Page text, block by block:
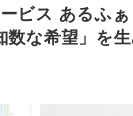
ビス あるふ
な希望」を